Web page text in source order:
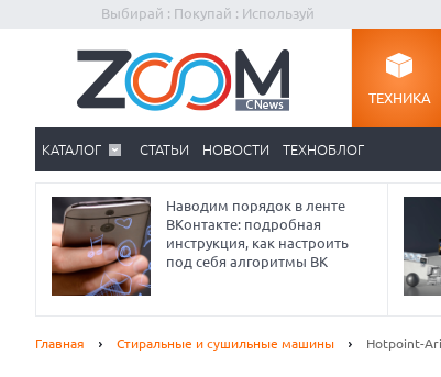
Выбирай : Покупай : Используй
ТЕХНИКА
КАТАЛОГ СТАТЬИ НОВОСТИ ТЕХНОБЛОГ
Наводим порядок в ленте
ВКонтакте: подробная
инструкция, как настроить
под себя алгоритмы ВК
Главная Стиральные и сушильные машины Hotpoint-